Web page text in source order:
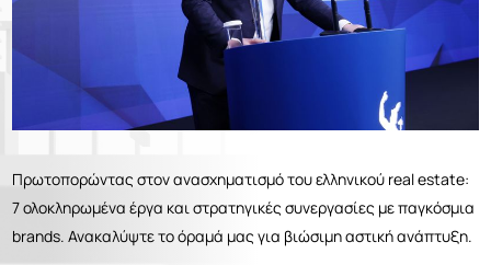
Πρωτοπορώντας στον ανασχηματισμό του ελληνικού real estate:
7 ολοκληρωμένα έργα και στρατηγικές συνεργασίες με παγκόσμια
brands. Ανακαλύψτε το όραμά μας για βιώσιμη αστική ανάπτυξη.